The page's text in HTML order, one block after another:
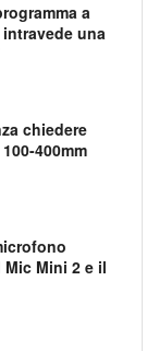
a
intravede una
chiedere
400mm
Mini 2 e il